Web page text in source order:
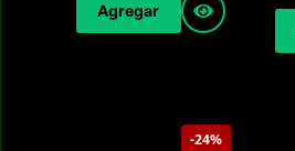
Agregar
-24%